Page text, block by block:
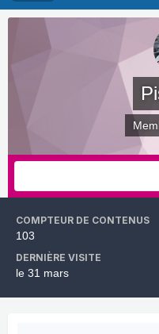
COMPTEUR DE CONTENUS
103
DERNIÈRE VISITE
le 31 mars